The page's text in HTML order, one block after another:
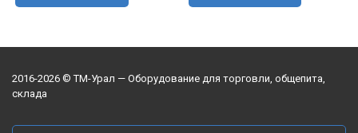
2016-2026 © ТМ-Урал — Оборудование для торговли, общепита,
склада